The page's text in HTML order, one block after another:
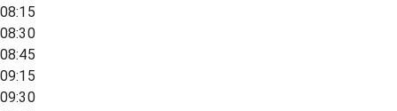
08:15
08:30
08:45
09:15
09:30